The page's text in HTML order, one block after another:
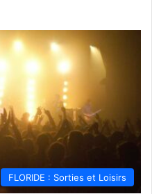
FLORIDE : Sorties et Loisirs